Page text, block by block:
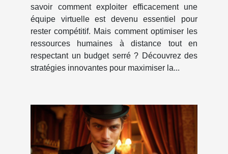
savoir comment exploiter efficacement une
équipe virtuelle est devenu essentiel pour
rester compétitif. Mais comment optimiser les
ressources humaines à distance tout en
respectant un budget serré ? Découvrez des
stratégies innovantes pour maximiser la...